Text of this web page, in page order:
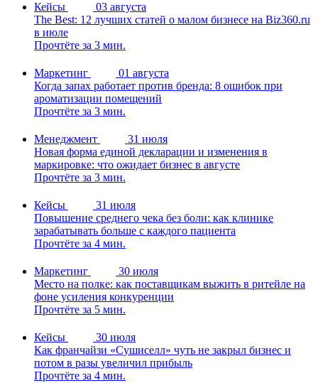
Кейсы
03 августа
The Best: 12 лучших статей о малом бизнесе на Biz360.ru
в июле
Прочтёте за 3 мин.
Маркетинг
01 августа
Когда запах работает против бренда: 8 ошибок при
ароматизации помещений
Прочтёте за 3 мин.
Менеджмент
31 июля
Новая форма единой декларации и изменения в
маркировке: что ожидает бизнес в августе
Прочтёте за 3 мин.
Кейсы
31 июля
Повышение среднего чека без боли: как клинике
зарабатывать больше с каждого пациента
Прочтёте за 4 мин.
Маркетинг
30 июля
Место на полке: как поставщикам выжить в ритейле на
фоне усиления конкуренции
Прочтёте за 5 мин.
Кейсы
30 июля
Как франчайзи «Сушиселл» чуть не закрыл бизнес и
потом в разы увеличил прибыль
Прочтёте за 4 мин.